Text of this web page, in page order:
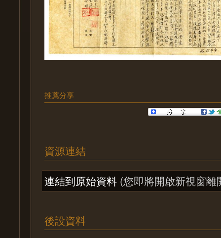
推薦分享
資源連結
連結到原始資料 (您即將開啟新視窗離
後設資料